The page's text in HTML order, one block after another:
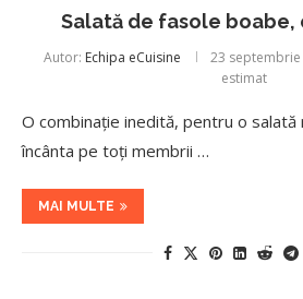
Salată de fasole boabe,
Autor: Echipa eCuisine 23 septembrie
estimat
O combinație inedită, pentru o salată
încânta pe toți membrii …
MAI MULTE